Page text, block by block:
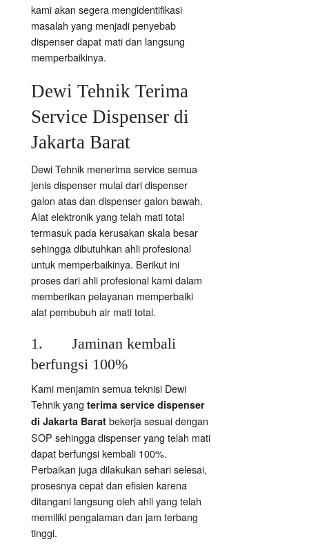
kami akan segera mengidentifikasi
masalah yang menjadi penyebab
dispenser dapat mati dan langsung
memperbaikinya.
Dewi Tehnik Terima
Service Dispenser di
Jakarta Barat
Dewi Tehnik menerima service semua
jenis dispenser mulai dari dispenser
galon atas dan dispenser galon bawah.
Alat elektronik yang telah mati total
termasuk pada kerusakan skala besar
sehingga dibutuhkan ahli profesional
untuk memperbaikinya. Berikut ini
proses dari ahli profesional kami dalam
memberikan pelayanan memperbaiki
alat pembubuh air mati total.
1. Jaminan kembali
berfungsi 100%
Kami menjamin semua teknisi Dewi
Tehnik yang terima service dispenser
di Jakarta Barat bekerja sesuai dengan
SOP sehingga dispenser yang telah mati
dapat berfungsi kembali 100%.
Perbaikan juga dilakukan sehari selesai,
prosesnya cepat dan efisien karena
ditangani langsung oleh ahli yang telah
memiliki pengalaman dan jam terbang
tinggi.